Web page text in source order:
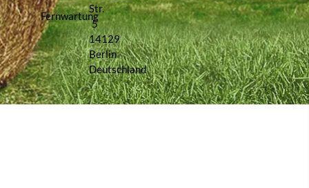
Fernwartung
Str.
5
14129
Berlin
Deutschland